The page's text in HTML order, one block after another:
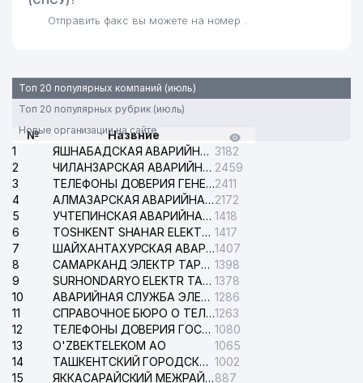
Отправить факс вы можете на номер .
Топ 20 популярных компаний (июль)
Топ 20 популярных рубрик (июль)
Новые организации на сайте
№
Назвние
1
ЯШНАБАДСКАЯ АВАРИЙНАЯ СЛУЖБА ЭЛЕКТРОСЕТИ 3182
2
ЧИЛАНЗАРСКАЯ АВАРИЙНАЯ СЛУЖБА ЭЛЕКТРОСЕТИ 2459
3
ТЕЛЕФОНЫ ДОВЕРИЯ ГЕНЕРАЛЬНОЙ ПРОКУРАТУРЫ РЕСПУБЛИКИ УЗБЕКИСТАН2411
4
АЛМАЗАРСКАЯ АВАРИЙНАЯ СЛУЖБА ЭЛЕКТРОСЕТИ2172
5
УЧТЕПИНСКАЯ АВАРИЙНАЯ СЛУЖБА ЭЛЕКТРОСЕТИ 1418
6
TOSHKENT SHAHAR ELEKTR TARMOQLARI KORXONASI АО 1417
7
ШАЙХАНТАХУРСКАЯ АВАРИЙНАЯ СЛУЖБА ЭЛЕКТРОСЕТИ1407
8
САМАРКАНД ЭЛЕКТР ТАРМОКЛАРИ АО 1398
9
SURHONDARYO ELEKTR TARMOKLARI АО 1378
10
АВАРИЙНАЯ СЛУЖБА ЭЛЕКТРОСЕТИ ТАШКЕНТСКОГО РАЙОНА 1286
11
СПРАВОЧНОЕ БЮРО О ТЕЛЕФОНАХ ОРГАНИЗАЦИЙ г. ТАШКЕНТА1263
12
ТЕЛЕФОНЫ ДОВЕРИЯ ГОСУДАРСТВЕННОГО ЦЕНТРА ТЕСТИРОВАНИЯ 1080
13
O'ZBEKTELEKOM АО
1065
14
ТАШКЕНТСКИЙ ГОРОДСКОЙ СУД ПО ГРАЖДАНСКИМ ДЕЛАМ 1002
15
ЯККАСАРАЙСКИЙ МЕЖРАЙОННЫЙ СУД ПО ГРАЖДАНСКИМ ДЕЛАМ887